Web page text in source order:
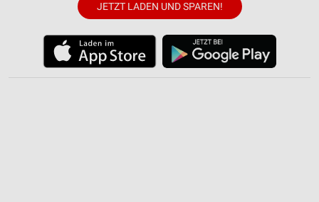
JETZT LADEN UND SPAREN!